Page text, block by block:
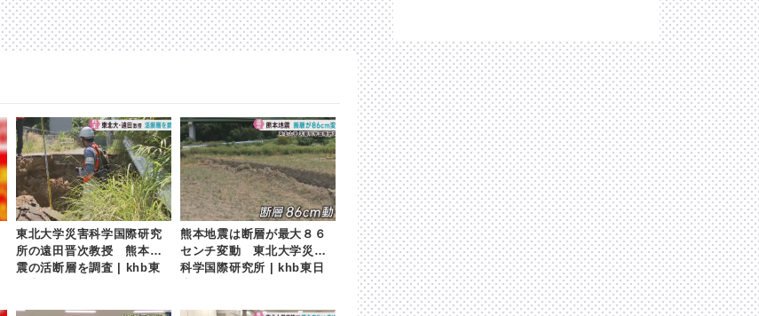
東北大学災害科学国際研究
所の遠田晋次教授 熊本地
震の活断層を調査 | khb東
熊本地震は断層が最大８６
センチ変動 東北大学災害
科学国際研究所 | khb東日